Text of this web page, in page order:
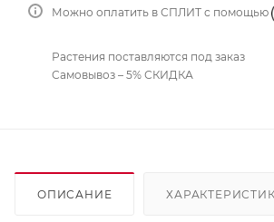
Можно оплатить в СПЛИТ с помощью
Растения поставляются под заказ
Самовывоз – 5% СКИДКА
ОПИСАНИЕ